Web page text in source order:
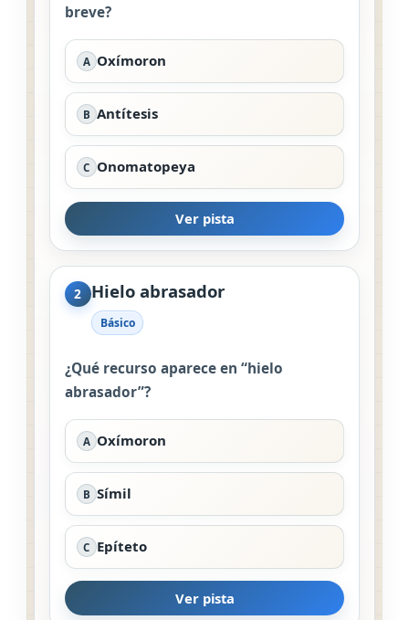
breve?
A Oxímoron
B Antítesis
C Onomatopeya
Ver pista
2 Hielo abrasador
Básico
¿Qué recurso aparece en “hielo
abrasador”?
A Oxímoron
B Símil
C Epíteto
Ver pista